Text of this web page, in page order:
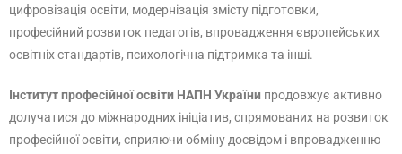
цифровізація освіти, модернізація змісту підготовки,
професійний розвиток педагогів, впровадження європейських
освітніх стандартів, психологічна підтримка та інші.
Інститут професійної освіти НАПН України продовжує активно
долучатися до міжнародних ініціатив, спрямованих на розвиток
професійної освіти, сприяючи обміну досвідом і впровадженню